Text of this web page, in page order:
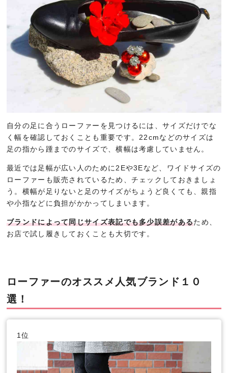
自分の足に合うローファーを見つけるには、サイズだけでな
く幅を確認しておくことも重要です。22cmなどのサイズは
足の指から踵までのサイズで、横幅は考慮していません。
最近では足幅が広い人のために2Eや3Eなど、ワイドサイズの
ローファーも販売されているため、チェックしておきましょ
う。横幅が足りないと足のサイズがちょうど良くても、親指
や小指などに負担がかかってしまいます。
ブランドによって同じサイズ表記でも多少誤差があるため、
お店で試し履きしておくことも大切です。
ローファーのオススメ人気ブランド１０
選！
1位